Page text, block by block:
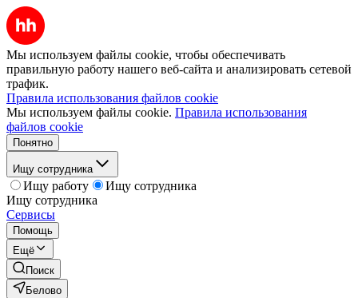
Мы используем файлы cookie, чтобы обеспечивать
правильную работу нашего веб-сайта и анализировать сетевой
трафик.
Правила использования файлов cookie
Мы используем файлы cookie. Правила использования
файлов cookie
Понятно
Ищу сотрудника
Ищу работу
Ищу сотрудника
Ищу сотрудника
Сервисы
Помощь
Ещё
Поиск
Белово